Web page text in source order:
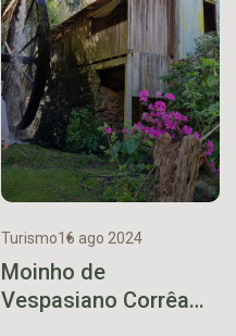
Turismo16 ago 2024
Moinho de
Vespasiano Corrêa